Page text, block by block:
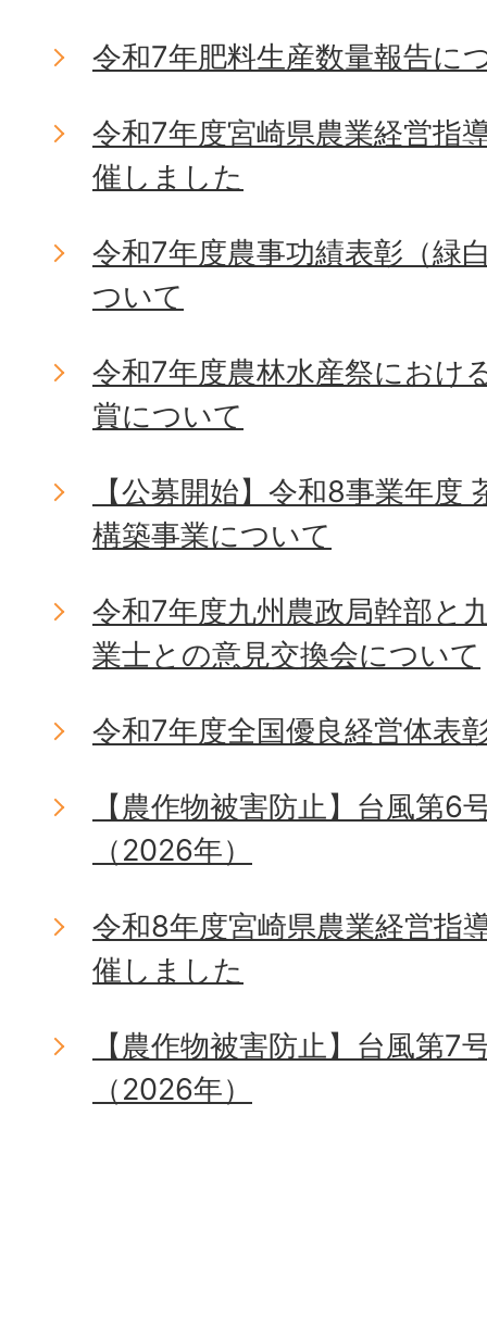
令和7年肥料生産数量報告に
令和7年度宮崎県農業経営指
催しました
令和7年度農事功績表彰（緑
ついて
令和7年度農林水産祭におけ
賞について
【公募開始】令和8事業年
構築事業について
令和7年度九州農政局幹部と
業士との意見交換会について
令和7年度全国優良経営体表
【農作物被害防止】台風第
（2026年）
令和8年度宮崎県農業経営指
催しました
【農作物被害防止】台風第7
（2026年）